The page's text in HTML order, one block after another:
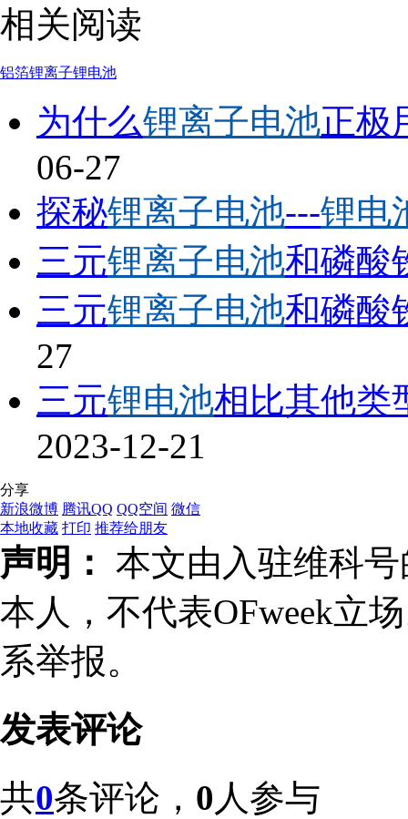
相关阅读
铝箔锂离子锂电池
为什么锂离子电池正极
06-27
探秘锂离子电池---锂电
三元锂离子电池和磷酸
三元锂离子电池和磷酸
27
三元锂电池相比其他类
2023-12-21
分享
新浪微博 腾讯QQ QQ空间 微信
本地收藏 打印 推荐给朋友
声明： 本文由入驻维科
本人，不代表OFweek立
系举报。
发表评论
共0条评论， 0 人参与